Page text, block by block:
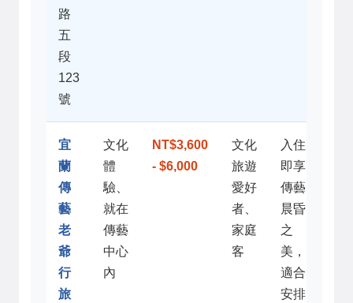
路
五
段
123
號
宜
蘭
傳
藝
老
爺
行
旅
文化
體
驗、
就在
傳藝
中心
內
NT$3,600
- $6,000
文化
旅遊
愛好
者、
家庭
客
入住
即享
傳藝
晨昏
之
美，
適合
安排